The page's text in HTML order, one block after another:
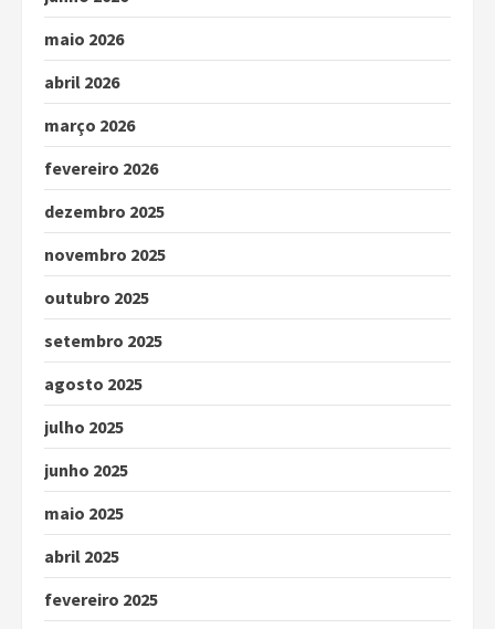
maio 2026
abril 2026
março 2026
fevereiro 2026
dezembro 2025
novembro 2025
outubro 2025
setembro 2025
agosto 2025
julho 2025
junho 2025
maio 2025
abril 2025
fevereiro 2025